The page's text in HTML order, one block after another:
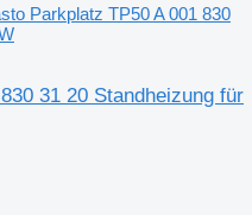
Parkplatz TP50 A 001 830
31 20 Standheizung für